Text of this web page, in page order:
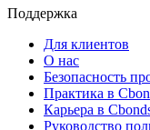
Поддержка
Для клиентов
О нас
Безопасность
Практика в
Карьера в
Руководство